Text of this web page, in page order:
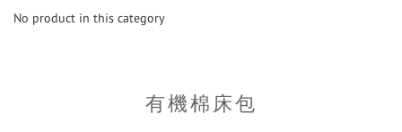
No product in this category
有機棉床包